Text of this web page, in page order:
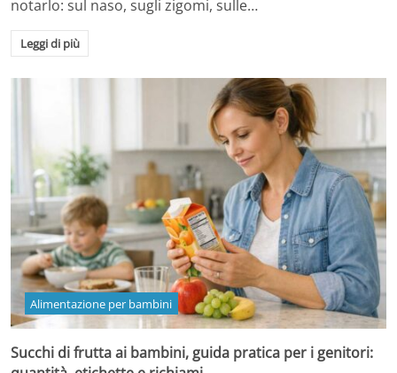
notarlo: sul naso, sugli zigomi, sulle…
Leggi di più
Alimentazione per bambini
Succhi di frutta ai bambini, guida pratica per i genitori: